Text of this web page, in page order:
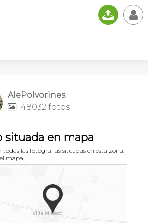
📤 👤
AlePolvorines
 48032 fotos
situada en mapa
todas las fotografías situadas en esta zona,
mapa.